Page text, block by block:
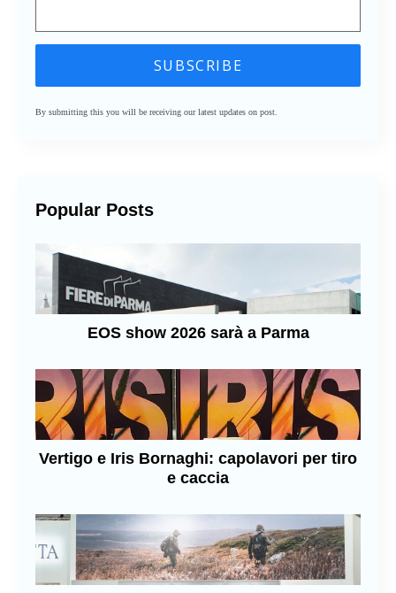
By submitting this you will be receiving our latest updates on post.
Popular Posts
EOS show 2026 sarà a Parma
Vertigo e Iris Bornaghi: capolavori per tiro
e caccia